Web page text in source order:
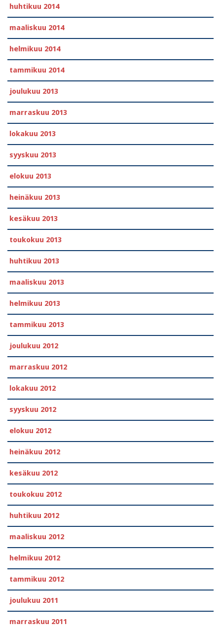
huhtikuu 2014
maaliskuu 2014
helmikuu 2014
tammikuu 2014
joulukuu 2013
marraskuu 2013
lokakuu 2013
syyskuu 2013
elokuu 2013
heinäkuu 2013
kesäkuu 2013
toukokuu 2013
huhtikuu 2013
maaliskuu 2013
helmikuu 2013
tammikuu 2013
joulukuu 2012
marraskuu 2012
lokakuu 2012
syyskuu 2012
elokuu 2012
heinäkuu 2012
kesäkuu 2012
toukokuu 2012
huhtikuu 2012
maaliskuu 2012
helmikuu 2012
tammikuu 2012
joulukuu 2011
marraskuu 2011